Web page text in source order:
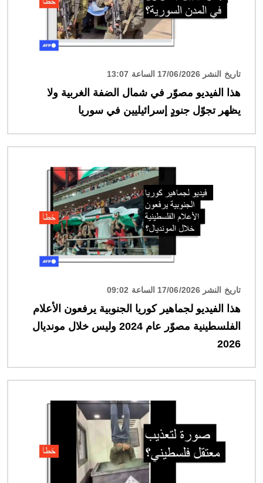
تاريخ النشر 17/06/2026 الساعة 13:07
هذا الفيديو مصوّر في شمال الضفة الغربية ولا
يظهر تجوّل جنودٍ إسرائيليين في سوريا
تاريخ النشر 17/06/2026 الساعة 09:02
هذا الفيديو لجماهير كوريا الجنوبية يرفعون الأعلام
الفلسطينية مصوّر عام 2024 وليس خلال مونديال
2026